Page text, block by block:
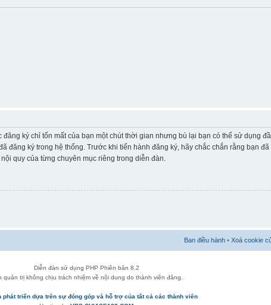
ký chỉ tốn mất của bạn một chút thời gian nhưng bù lại bạn có thể sử dụng
đăng ký trong hệ thống. Trước khi tiến hành đăng ký, hãy chắc chắn rằng bạn
quy của từng chuyên mục riêng trong diễn đàn.
Ban điều hành • Xoá cookie
Diễn đàn sử dụng PHP Phiên bản 8.2
quản trị không chịu trách nhiệm về nội dung do thành viên đăng.
phát triển dựa trên sự đóng góp và hỗ trợ của tất cả các thành viên